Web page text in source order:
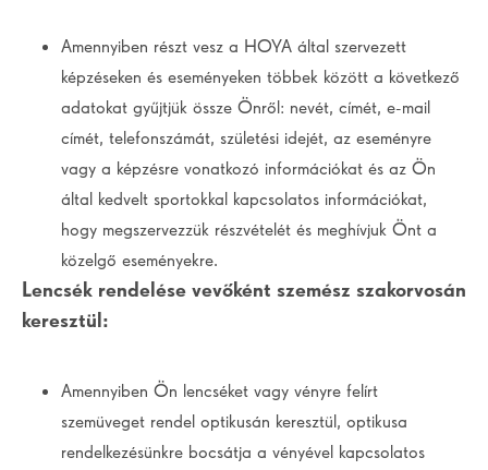
Amennyiben részt vesz a HOYA által szervezett
képzéseken és eseményeken többek között a következő
adatokat gyűjtjük össze Önről: nevét, címét, e-mail
címét, telefonszámát, születési idejét, az eseményre
vagy a képzésre vonatkozó információkat és az Ön
által kedvelt sportokkal kapcsolatos információkat,
hogy megszervezzük részvételét és meghívjuk Önt a
közelgő eseményekre.
Lencsék rendelése vevőként szemész szakorvosán
keresztül:
Amennyiben Ön lencséket vagy vényre felírt
szemüveget rendel optikusán keresztül, optikusa
rendelkezésünkre bocsátja a vényével kapcsolatos